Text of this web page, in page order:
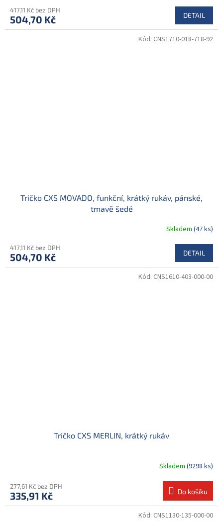
417,11 Kč bez DPH
504,70 Kč DETAIL
Tričko CXS MOVADO, funkční, krátký rukáv, pánské,
tmavě šedé
Skladem (47 ks)
417,11 Kč bez DPH
504,70 Kč DETAIL
Kód: CNS1710-018-718-92
Tričko CXS MERLIN, krátký rukáv
Skladem (9298 ks)
277,61 Kč bez DPH
335,91 Kč Do košíku
Kód: CNS1610-403-000-00
Kód: CNS1130-135-000-00